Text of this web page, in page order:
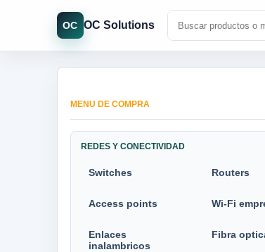
OC OC Solutions
MENU DE COMPRA
REDES Y CONECTIVIDAD
Switches Routers
Access points Wi-Fi
Enlaces
inalambricos
Fibra